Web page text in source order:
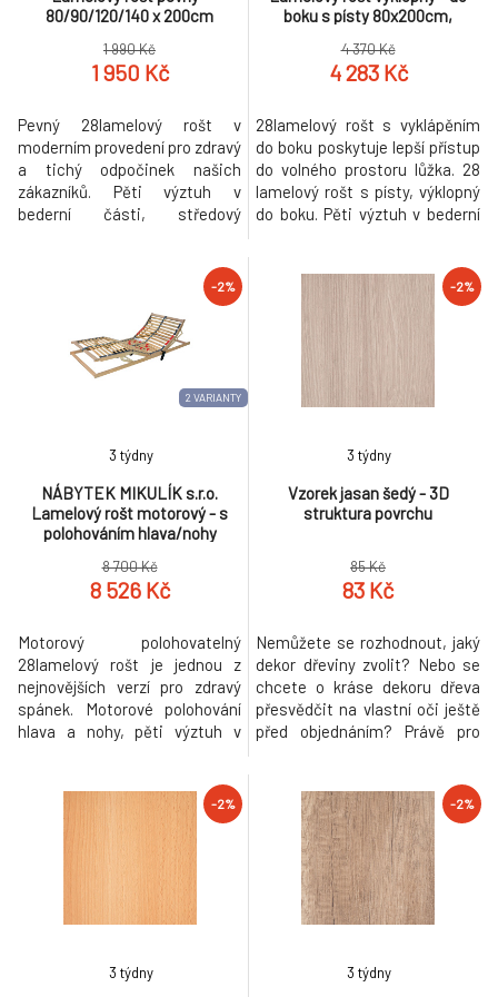
80/90/120/140 x 200cm
1 990 Kč
1 950 Kč
Pevný 28lamelový rošt v
moderním provedení pro zdravý
a tichý odpočinek našich
zákazníků. Pěti výztuh v
bederní části, středový
bez použití plastových
součástek, vyjma ochranných
boku s písty 80x200cm,
200x80cm, Typ: Levý
4 370 Kč
4 283 Kč
28lamelový rošt s vyklápěním
do boku poskytuje lepší přístup
do volného prostoru lůžka. 28
lamelový rošt s písty, výklopný
do boku. Pěti výztuh v bederní
spojovací materiál je bez
použití plastových součástek,
vyjma ochranných krytek.
2 VARIANTY
-2%
NÁBYTEK MIKULÍK s.r.o.
Lamelový rošt motorový - s
polohováním hlava/nohy
Varianta: 200x80cm
3 týdny
8 700 Kč
8 526 Kč
Motorový polohovatelný
28lamelový rošt je jednou z
nejnovějších verzí pro zdravý
spánek. Motorové polohování
hlava a nohy, pěti výztuh v
kování a spojovací materiál je
bez použití plastových
součástek, vyjma ochranných
-2%
Vzorek jasan šedý - 3D
struktura povrchu
3 týdny
85 Kč
83 Kč
Nemůžete se rozhodnout, jaký
dekor dřeviny zvolit? Nebo se
chcete o kráse dekoru dřeva
přesvědčit na vlastní oči ještě
před objednáním? Právě pro
Vaše kandidáty a rádi Vám je
zašleme a zaplatíme za Vás
dopravu.
-2%
3 týdny
-2%
3 týdny